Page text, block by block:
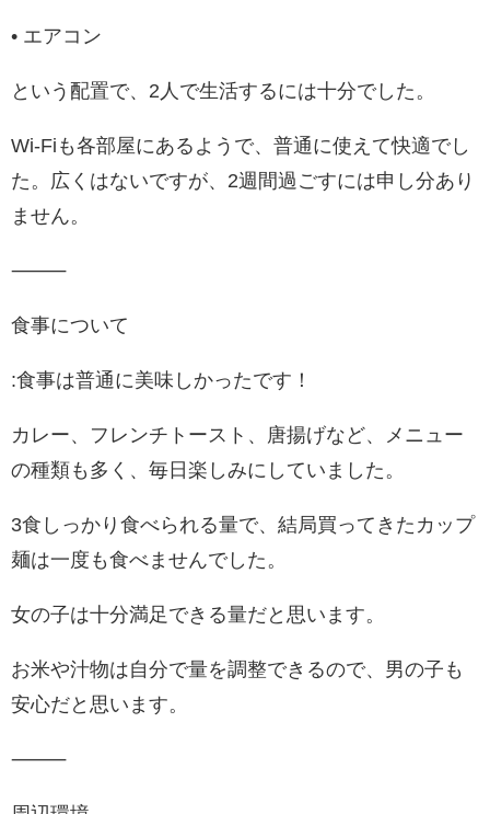
• エアコン
という配置で、2人で生活するには十分でした。
Wi-Fiも各部屋にあるようで、普通に使えて快適でし
た。広くはないですが、2週間過ごすには申し分あり
ません。
⸻
食事について
:食事は普通に美味しかったです！
カレー、フレンチトースト、唐揚げなど、メニュー
の種類も多く、毎日楽しみにしていました。
3食しっかり食べられる量で、結局買ってきたカップ
麺は一度も食べませんでした。
女の子は十分満足できる量だと思います。
お米や汁物は自分で量を調整できるので、男の子も
安心だと思います。
⸻